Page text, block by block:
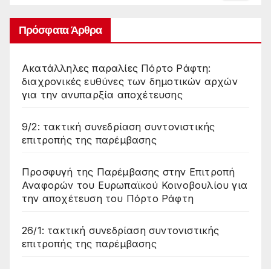
Πρόσφατα Άρθρα
Ακατάλληλες παραλίες Πόρτο Ράφτη:
διαχρονικές ευθύνες των δημοτικών αρχών
για την ανυπαρξία αποχέτευσης
9/2: τακτική συνεδρίαση συντονιστικής
επιτροπής της παρέμβασης
Προσφυγή της Παρέμβασης στην Επιτροπή
Αναφορών του Ευρωπαϊκού Κοινοβουλίου για
την αποχέτευση του Πόρτο Ράφτη
26/1: τακτική συνεδρίαση συντονιστικής
επιτροπής της παρέμβασης